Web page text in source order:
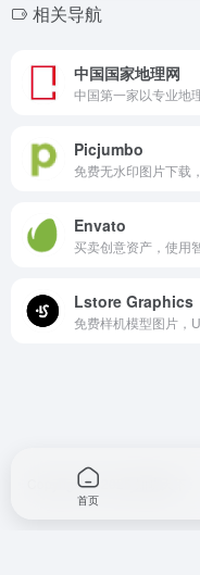
相关导航
中国国家地理网
Picjumbo
Envato
Lstore Graphics
Copyright © 2025 知晓天下
首页